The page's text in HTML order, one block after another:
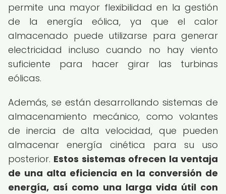
permite una mayor flexibilidad en la gestión
de la energía eólica, ya que el calor
almacenado puede utilizarse para generar
electricidad incluso cuando no hay viento
suficiente para hacer girar las turbinas
eólicas.
Además, se están desarrollando sistemas de
almacenamiento mecánico, como volantes
de inercia de alta velocidad, que pueden
almacenar energía cinética para su uso
posterior. Estos sistemas ofrecen la ventaja
de una alta eficiencia en la conversión de
energía, así como una larga vida útil con